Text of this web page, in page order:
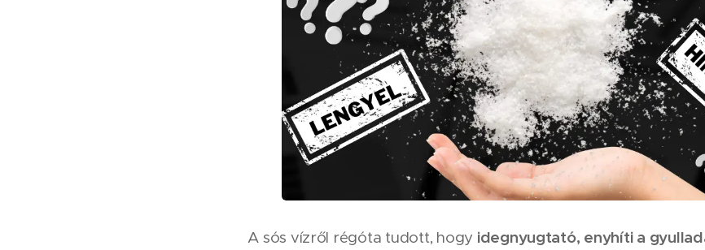
A sós vízről régóta tudott, hogy idegnyugtató, enyhíti a